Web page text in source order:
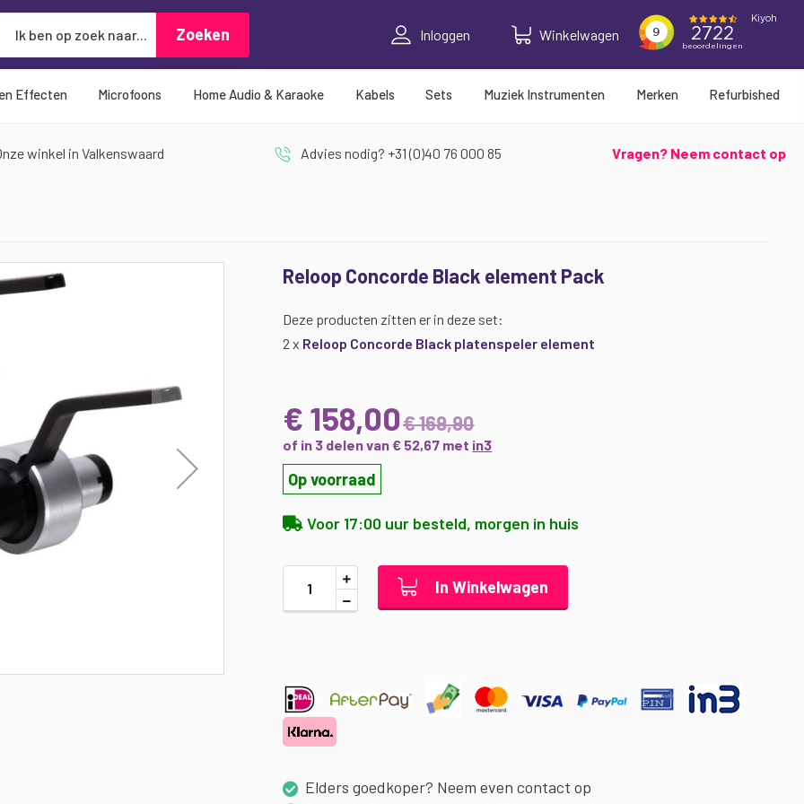
Zoeken Inloggen Winkelwagen
Effecten Microfoons Home Audio & Karaoke Kabels Sets Muziek Instrumenten Merken Refurbished
winkel in Valkenswaard Advies nodig? +31 (0)40 76 000 85 Vragen? Neem contact op
Reloop Concorde Black element Pack
Deze producten zitten er in deze set:
2 x Reloop Concorde Black platenspeler element
€ 158,00€ 169,90
of in 3 delen van € 52,67 met in3
Op voorraad
Voor 17:00 uur besteld, morgen in huis
In Winkelwagen
Elders goedkoper? Neem even contact op